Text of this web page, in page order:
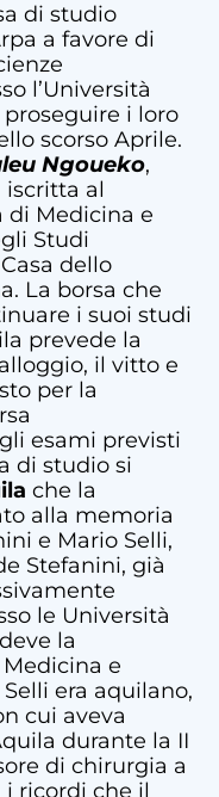
di studio
a favore di
l’Università
i loro
scorso Aprile.
Ngoueko,
al
di Medicina e
Studi
dello
La borsa che
i suoi studi
prevede la
il vitto e
per la
esami previsti
di studio si
che la
alla memoria
e Mario Selli,
Stefanini, già
le Università
la
e
era aquilano,
cui aveva
durante la II
di chirurgia a
i ricordi che il